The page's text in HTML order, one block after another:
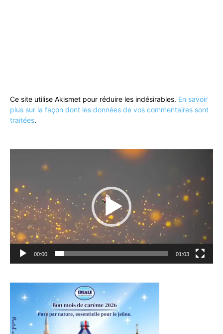
Ce site utilise Akismet pour réduire les indésirables. En savoir
plus sur la façon dont les données de vos commentaires sont
traitées.
00:00 01:03